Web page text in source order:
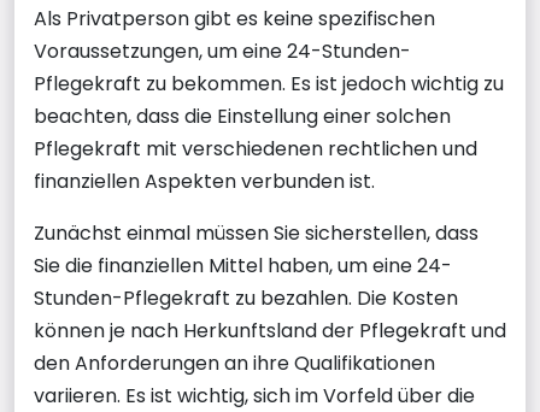
Als Privatperson gibt es keine spezifischen
Voraussetzungen, um eine 24-Stunden-
Pflegekraft zu bekommen. Es ist jedoch wichtig zu
beachten, dass die Einstellung einer solchen
Pflegekraft mit verschiedenen rechtlichen und
finanziellen Aspekten verbunden ist.
Zunächst einmal müssen Sie sicherstellen, dass
Sie die finanziellen Mittel haben, um eine 24-
Stunden-Pflegekraft zu bezahlen. Die Kosten
können je nach Herkunftsland der Pflegekraft und
den Anforderungen an ihre Qualifikationen
variieren. Es ist wichtig, sich im Vorfeld über die